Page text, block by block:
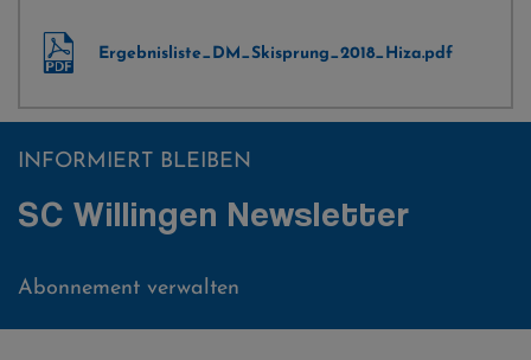
Ergebnisliste_DM_Skisprung_2018_Hiza.pdf
INFORMIERT BLEIBEN
SC Willingen Newsletter
Abonnement verwalten